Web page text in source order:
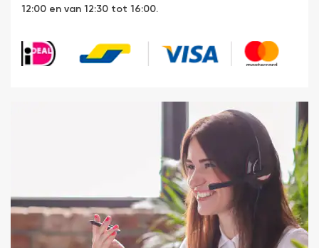
12:00 en van 12:30 tot 16:00.